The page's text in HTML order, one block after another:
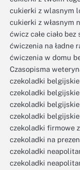
cukierki z wlasnym
cukierki z własnym
ćwicz całe ciało bez
ćwiczenia na ładne
ćwiczenia w domu
Czasopisma
czekoladki
czekoladki
czekoladki
czekoladki
czekoladki firmowe
czekoladki na
czekoladki
czekoladki